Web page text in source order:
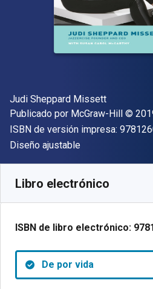
Autor(es)
Judi Sheppard Missett
Editorial
Publicado por McGraw-Hill ©
ISBN de versión impresa:
Formato
Diseño ajustable
Libro electrónico
ISBN de libro electrónico:
De por vida